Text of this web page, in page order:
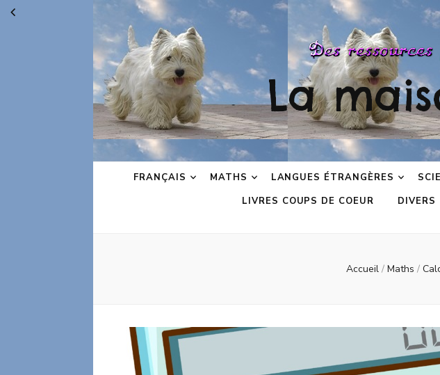
La
FRANÇAIS MATHS LANGUES ÉTRANGÈRES
LIVRES COUPS DE COEUR
DIVERS
Accueil / Maths /